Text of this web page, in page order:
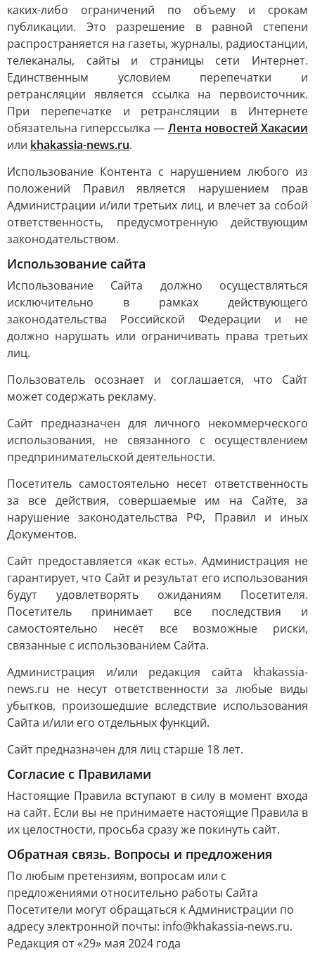
каких-либо ограничений по объему и срокам
публикации. Это разрешение в равной степени
распространяется на газеты, журналы, радиостанции,
телеканалы, сайты и страницы сети Интернет.
Единственным условием перепечатки и
ретрансляции является ссылка на первоисточник.
При перепечатке и ретрансляции в Интернете
обязательна гиперссылка — Лента новостей Хакасии
или khakassia-news.ru.
Использование Контента с нарушением любого из
положений Правил является нарушением прав
Администрации и/или третьих лиц, и влечет за собой
ответственность, предусмотренную действующим
законодательством.
Использование сайта
Использование Сайта должно осуществляться
исключительно в рамках действующего
законодательства Российской Федерации и не
должно нарушать или ограничивать права третьих
лиц.
Пользователь осознает и соглашается, что Сайт
может содержать рекламу.
Сайт предназначен для личного некоммерческого
использования, не связанного с осуществлением
предпринимательской деятельности.
Посетитель самостоятельно несет ответственность
за все действия, совершаемые им на Сайте, за
нарушение законодательства РФ, Правил и иных
Документов.
Сайт предоставляется «как есть». Администрация не
гарантирует, что Сайт и результат его использования
будут удовлетворять ожиданиям Посетителя.
Посетитель принимает все последствия и
самостоятельно несёт все возможные риски,
связанные с использованием Сайта.
Администрация и/или редакция сайта khakassia-
news.ru не несут ответственности за любые виды
убытков, произошедшие вследствие использования
Сайта и/или его отдельных функций.
Сайт предназначен для лиц старше 18 лет.
Согласие с Правилами
Настоящие Правила вступают в силу в момент входа
на сайт. Если вы не принимаете настоящие Правила в
их целостности, просьба сразу же покинуть сайт.
Обратная связь. Вопросы и предложения
По любым претензиям, вопросам или с
предложениями относительно работы Сайта
Посетители могут обращаться к Администрации по
адресу электронной почты: info@khakassia-news.ru.
Редакция от «29» мая 2024 года